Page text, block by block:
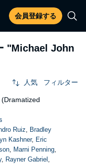
会員登録する
"Michael John
人気 フィルター
Ruiz, Bradley
Kashner, Eric
, Marni Penning,
, Rayner Gabriel ,